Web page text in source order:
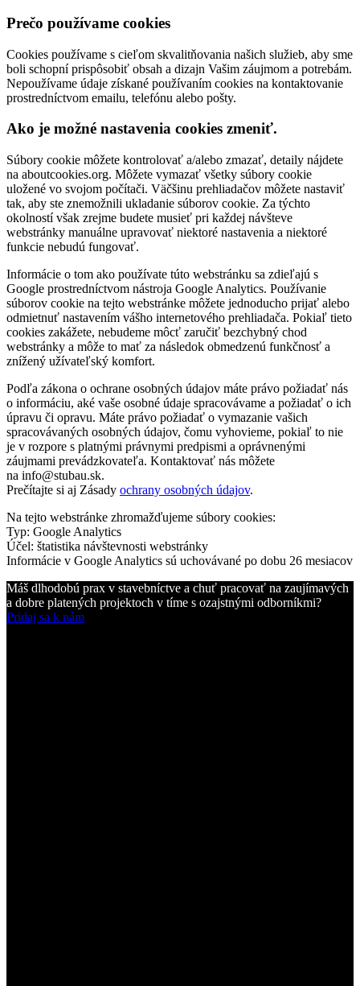
Prečo používame cookies
Cookies používame s cieľom skvalitňovania našich služieb, aby sme
boli schopní prispôsobiť obsah a dizajn Vašim záujmom a potrebám.
Nepoužívame údaje získané používaním cookies na kontaktovanie
prostredníctvom emailu, telefónu alebo pošty.
Ako je možné nastavenia cookies zmeniť.
Súbory cookie môžete kontrolovať a/alebo zmazať, detaily nájdete
na aboutcookies.org. Môžete vymazať všetky súbory cookie
uložené vo svojom počítači. Väčšinu prehliadačov môžete nastaviť
tak, aby ste znemožnili ukladanie súborov cookie. Za týchto
okolností však zrejme budete musieť pri každej návšteve
webstránky manuálne upravovať niektoré nastavenia a niektoré
funkcie nebudú fungovať.
Informácie o tom ako používate túto webstránku sa zdieľajú s
Google prostredníctvom nástroja Google Analytics. Používanie
súborov cookie na tejto webstránke môžete jednoducho prijať alebo
odmietnuť nastavením vášho internetového prehliadača. Pokiaľ tieto
cookies zakážete, nebudeme môcť zaručiť bezchybný chod
webstránky a môže to mať za následok obmedzenú funkčnosť a
znížený užívateľský komfort.
Podľa zákona o ochrane osobných údajov máte právo požiadať nás
o informáciu, aké vaše osobné údaje spracovávame a požiadať o ich
úpravu či opravu. Máte právo požiadať o vymazanie vašich
spracovávaných osobných údajov, čomu vyhovieme, pokiaľ to nie
je v rozpore s platnými právnymi predpismi a oprávnenými
záujmami prevádzkovateľa. Kontaktovať nás môžete
na info@stubau.sk.
Prečítajte si aj Zásady ochrany osobných údajov.
Na tejto webstránke zhromažďujeme súbory cookies:
Typ: Google Analytics
Účel: štatistika návštevnosti webstránky
Informácie v Google Analytics sú uchovávané po dobu 26 mesiacov
Máš dlhodobú prax v stavebníctve a chuť pracovať na zaujímavých
a dobre platených projektoch v tíme s ozajstnými odborníkmi?
Pridaj sa k nám